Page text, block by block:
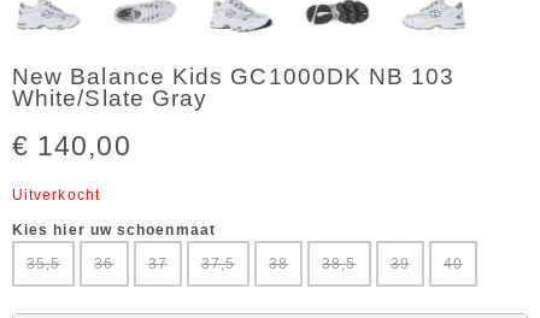
New Balance Kids GC1000DK NB 103
White/Slate Gray
€ 140,00
Uitverkocht
Kies hier uw schoenmaat
35,5
36 37 37,5 38 38,5 39 40